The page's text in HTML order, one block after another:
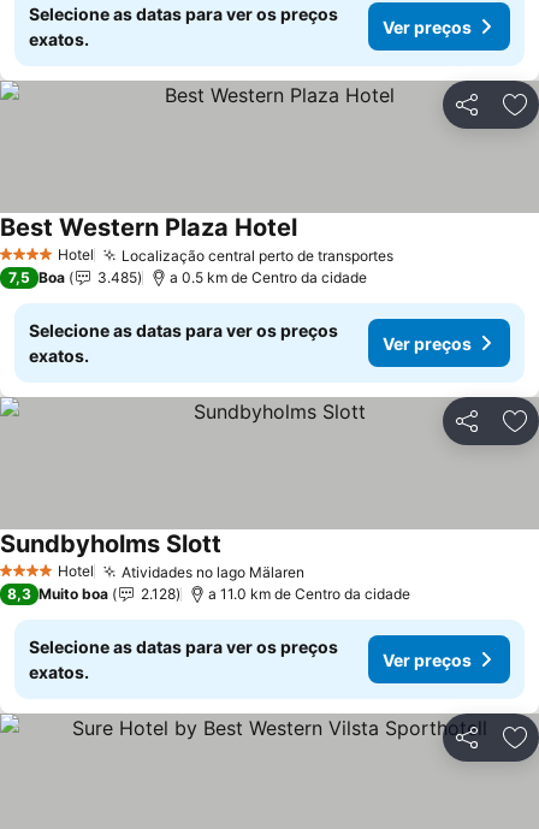
Selecione as datas para ver os preços
exatos.
Ver preços
Partilhar
4 EstrelasHotel Localização central perto de transportes
Best Western Plaza Hotel
7,5 Boa 3.485 a 0.5 km de Centro da cidade
Selecione as datas para ver os preços
exatos.
Ver preços
Partilhar
4 EstrelasHotel Atividades no lago Mälaren
Sundbyholms Slott
8,3 Muito boa 2.128 a 11.0 km de Centro da cidade
Selecione as datas para ver os preços
exatos.
Ver preços
Partilhar